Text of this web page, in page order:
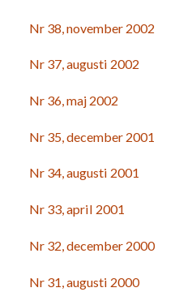
Nr 38, november 2002
Nr 37, augusti 2002
Nr 36, maj 2002
Nr 35, december 2001
Nr 34, augusti 2001
Nr 33, april 2001
Nr 32, december 2000
Nr 31, augusti 2000